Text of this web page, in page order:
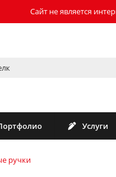
Сайт не является
Услуги
ручки